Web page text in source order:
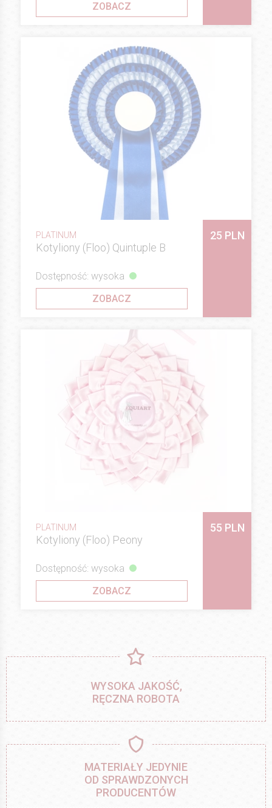
ZOBACZ
PLATINUM
Kotyliony (Floo) Quintuple B
25 PLN
Dostępność: wysoka
ZOBACZ
PLATINUM
Kotyliony (Floo) Peony
55 PLN
Dostępność: wysoka
ZOBACZ
WYSOKA JAKOŚĆ,
RĘCZNA ROBOTA
MATERIAŁY JEDYNIE
OD SPRAWDZONYCH
PRODUCENTÓW